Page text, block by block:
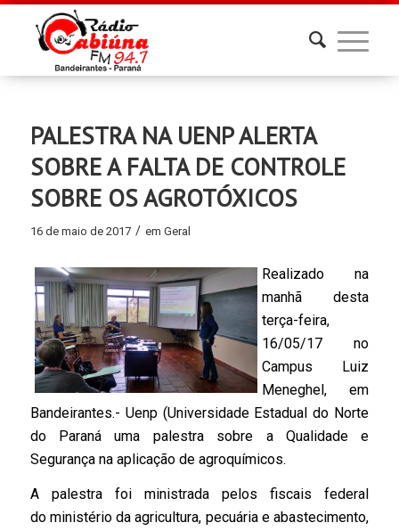
PALESTRA NA UENP ALERTA
SOBRE A FALTA DE CONTROLE
SOBRE OS AGROTÓXICOS
16 de maio de 2017 / em Geral
Realizado na
manhã desta
terça-feira,
16/05/17 no
Campus Luiz
Meneghel, em
Bandeirantes.- Uenp (Universidade Estadual do Norte
do Paraná uma palestra sobre a Qualidade e
Segurança na aplicação de agroquímicos.
A palestra foi ministrada pelos fiscais federal
do ministério da agricultura, pecuária e abastecimento,